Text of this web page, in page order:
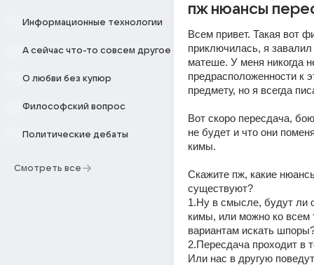
Информационные технологии
А сейчас что-то совсем другое
О любви без купюр
Философский вопрос
Политические дебаты
Смотреть все
пж нюансы
Всем привет. Такая вот
приключилась, я
матеше. У меня никогда
предрасположенности к
предмету, но я всегда
Вот скоро пересдача,
не будет и что они
кимы.
Скажите пж, какие
существуют?
1.Ну в смысле, будут ли
кимы, или можно ко всем
вариантам искать
2.Пересдача проходит в
Или нас в другую